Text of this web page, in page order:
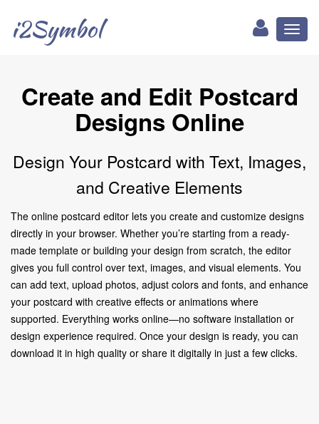
i2Symbol
Create and Edit Postcard
Designs Online
Design Your Postcard with Text, Images,
and Creative Elements
The online postcard editor lets you create and customize designs
directly in your browser. Whether you’re starting from a ready-
made template or building your design from scratch, the editor
gives you full control over text, images, and visual elements. You
can add text, upload photos, adjust colors and fonts, and enhance
your postcard with creative effects or animations where
supported. Everything works online—no software installation or
design experience required. Once your design is ready, you can
download it in high quality or share it digitally in just a few clicks.